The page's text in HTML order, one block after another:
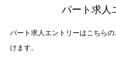
パート求人
パート求人エントリーはこちら
けます。